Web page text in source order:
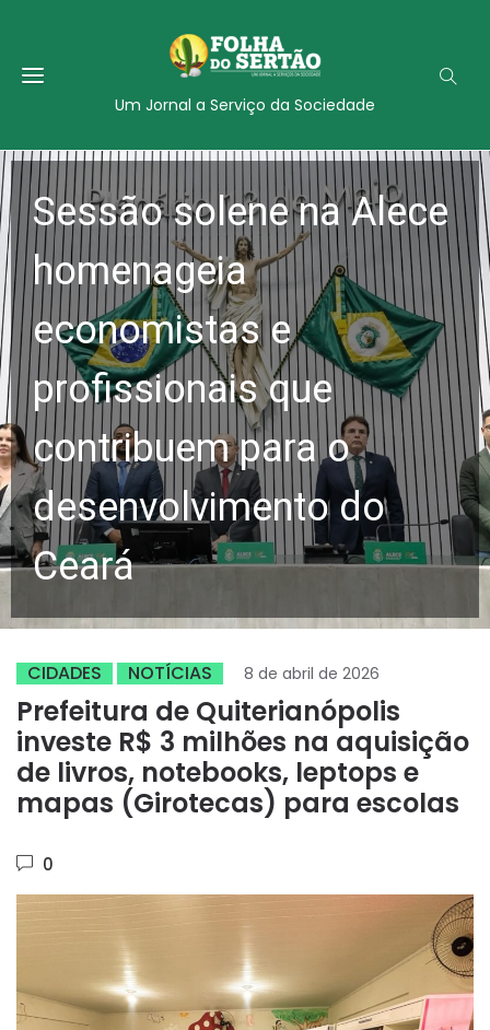
Um Jornal a Serviço da Sociedade
Sessão solene na Alece
homenageia
economistas e
profissionais que
contribuem para o
desenvolvimento do
Ceará
CIDADES NOTÍCIAS 8 de abril de 2026
Prefeitura de Quiterianópolis
investe R$ 3 milhões na aquisição
de livros, notebooks, leptops e
mapas (Girotecas) para escolas
0